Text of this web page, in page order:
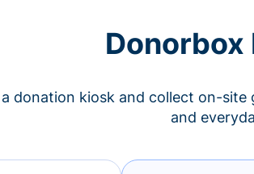
Donorbox
donation kiosk and collect on-
and